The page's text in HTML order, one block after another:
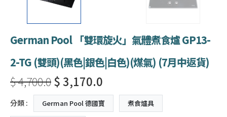
German Pool 「雙環旋火」氣體煮食爐 GP13-
2-TG (雙頭)(黑色|銀色|白色)(煤氣) (7月中返貨)
$ 4,700.0$ 3,170.0
分類 : German Pool 德國寶 煮食爐具